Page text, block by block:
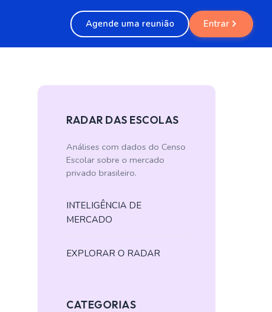
Agende uma reunião Entrar
RADAR DAS ESCOLAS
Análises com dados do Censo
Escolar sobre o mercado
privado brasileiro.
INTELIGÊNCIA DE
MERCADO
EXPLORAR O RADAR
CATEGORIAS